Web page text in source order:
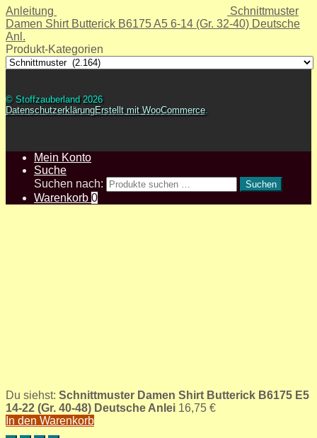
Anleitung
Schnittmuster
Damen Shirt Butterick B6175 A5 6-14 (Gr. 32-40) Deutsche
Anl.
Produkt-Kategorien
© Stoffzauberland 2026
DatenschutzerklärungErstellt mit WooCommerce.
Mein Konto
Suche
Suchen nach:
Suchen
Warenkorb 0
Du siehst: Schnittmuster Damen Shirt Butterick B6175 E5
14-22 (Gr. 40-48) Deutsche Anlei 16,75 €
In den Warenkorb